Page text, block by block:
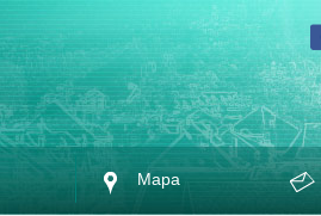
Mapa